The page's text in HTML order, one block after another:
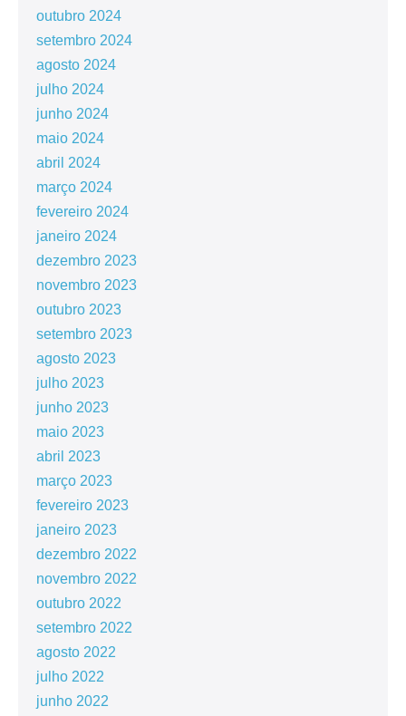
outubro 2024
setembro 2024
agosto 2024
julho 2024
junho 2024
maio 2024
abril 2024
março 2024
fevereiro 2024
janeiro 2024
dezembro 2023
novembro 2023
outubro 2023
setembro 2023
agosto 2023
julho 2023
junho 2023
maio 2023
abril 2023
março 2023
fevereiro 2023
janeiro 2023
dezembro 2022
novembro 2022
outubro 2022
setembro 2022
agosto 2022
julho 2022
junho 2022